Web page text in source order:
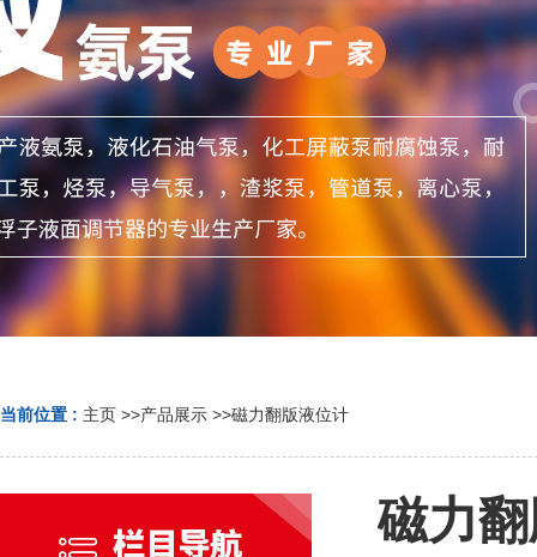
当前位置 : 主页 >>产品展示 >>磁力翻版液位计
磁力